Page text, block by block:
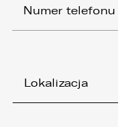
Lokalizacja